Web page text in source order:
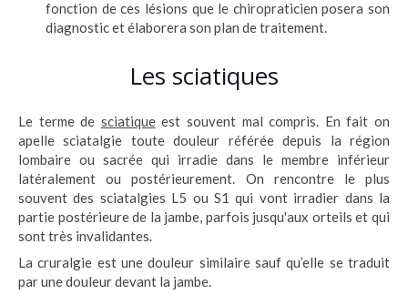
fonction de ces lésions que le chiropraticien posera son
diagnostic et élaborera son plan de traitement.
Les sciatiques
Le terme de sciatiqueest souvent mal compris. En fait on
apelle sciatalgie toute douleur référée depuis la région
lombaire ou sacrée qui irradie dans le membre inférieur
latéralement ou postérieurement. On rencontre le plus
souvent des sciatalgies L5 ou S1 qui vont irradier dans la
partie postérieure de la jambe, parfois jusqu'aux orteils et qui
sont très invalidantes.
La cruralgie est une douleur similaire sauf qu’elle se traduit
par une douleur devant la jambe.